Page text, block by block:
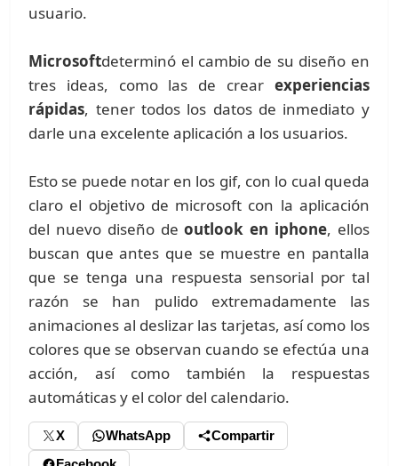
usuario.
Microsoftdeterminó el cambio de su diseño en
tres ideas, como las de crear experiencias
rápidas, tener todos los datos de inmediato y
darle una excelente aplicación a los usuarios.
Esto se puede notar en los gif, con lo cual queda
claro el objetivo de microsoft con la aplicación
del nuevo diseño deoutlook en iphone, ellos
buscan que antes que se muestre en pantalla
que se tenga una respuesta sensorial por tal
razón se han pulido extremadamente las
animaciones al deslizar las tarjetas, así como los
colores que se observan cuando se efectúa una
acción, así como también la respuestas
automáticas y el color del calendario.
X WhatsApp
Compartir